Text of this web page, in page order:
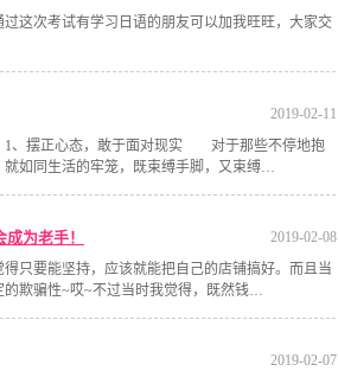
这次考试有学习日语的朋友可以加我旺旺，大家交
2019-02-11
、摆正心态，敢于面对现实 对于那些不停地抱
如同生活的牢笼，既束缚手脚，又束缚…
2019-02-08
为老手！
只要能坚持，应该就能把自己的店铺搞好。而且当
欺骗性~哎~不过当时我觉得，既然钱…
2019-02-07